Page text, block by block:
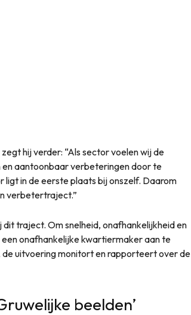
zegt hij verder: “Als sector voelen wij de
aantoonbaar verbeteringen door te
in de eerste plaats bij onszelf. Daarom
verbetertraject.”
traject. Om snelheid, onafhankelijkheid en
onafhankelijke kwartiermaker aan te
uitvoering monitort en rapporteert over de
beelden’